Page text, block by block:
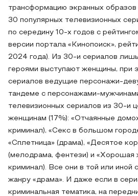
трансформацию экранных
30 популярных телевизионных
по середину 10-х годов с
версии портала «Кинопоиск»,
2024 года). Из 30-и сериалов
героями выступают женщины, при
сериалов ведущие персонажи-
тандеме с персонажами-
телевизионных сериалов из 30-и
женщинам (17%): «Отчаянные
криминал), «Секс в большом
«Сплетница» (драма), «Десятое
(мелодрама, фентези) и «Хорошая
криминал). Все они в той или иной
жанру «драма». И даже если в
криминальная тематика, на